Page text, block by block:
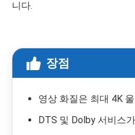
니다.
장점
영상 화질은 최대 4K
DTS 및 Dolby 서비스